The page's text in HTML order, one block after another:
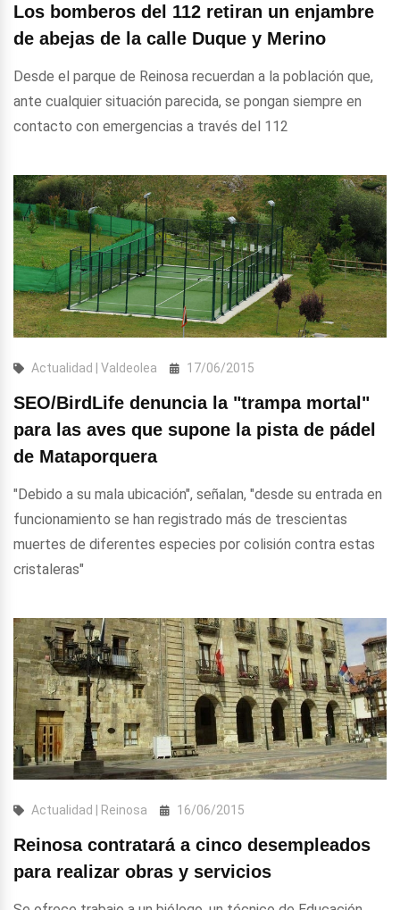
Los bomberos del 112 retiran un enjambre
de abejas de la calle Duque y Merino
Desde el parque de Reinosa recuerdan a la población que,
ante cualquier situación parecida, se pongan siempre en
contacto con emergencias a través del 112
Actualidad | Valdeolea 17/06/2015
SEO/BirdLife denuncia la "trampa mortal"
para las aves que supone la pista de pádel
de Mataporquera
"Debido a su mala ubicación", señalan, "desde su entrada en
funcionamiento se han registrado más de trescientas
muertes de diferentes especies por colisión contra estas
cristaleras"
Actualidad | Reinosa 16/06/2015
Reinosa contratará a cinco desempleados
para realizar obras y servicios